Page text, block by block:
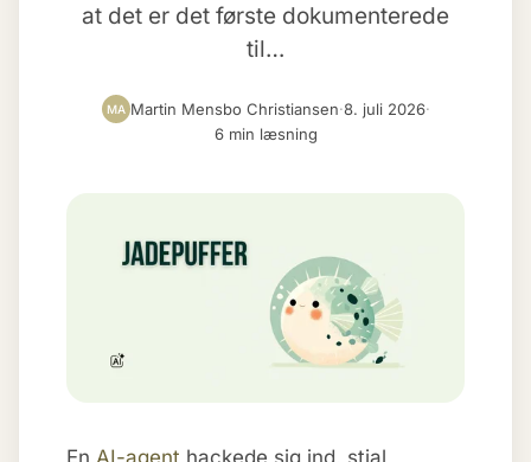
at det er det første dokumenterede
til…
MA Martin Mensbo Christiansen·8. juli 2026·
6 min læsning
En AI-agent hackede sig ind, stjal